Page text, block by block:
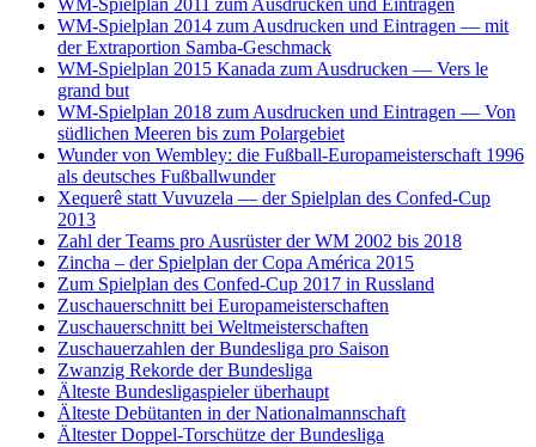
WM-Spielplan 2011 zum Ausdrucken und Eintragen
WM-Spielplan 2014 zum Ausdrucken und Eintragen — mit
der Extraportion Samba-Geschmack
WM-Spielplan 2015 Kanada zum Ausdrucken — Vers le
grand but
WM-Spielplan 2018 zum Ausdrucken und Eintragen — Von
südlichen Meeren bis zum Polargebiet
Wunder von Wembley: die Fußball-Europameisterschaft 1996
als deutsches Fußballwunder
Xequerê statt Vuvuzela — der Spielplan des Confed-Cup
2013
Zahl der Teams pro Ausrüster der WM 2002 bis 2018
Zincha – der Spielplan der Copa América 2015
Zum Spielplan des Confed-Cup 2017 in Russland
Zuschauerschnitt bei Europameisterschaften
Zuschauerschnitt bei Weltmeisterschaften
Zuschauerzahlen der Bundesliga pro Saison
Zwanzig Rekorde der Bundesliga
Älteste Bundesligaspieler überhaupt
Älteste Debütanten in der Nationalmannschaft
Ältester Doppel-Torschütze der Bundesliga